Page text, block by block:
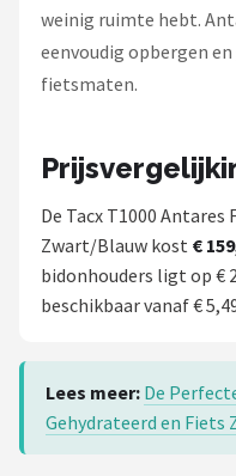
weinig ruimte hebt.
eenvoudig opbergen
fietsmaten.
De Tacx T1000
Zwart/Blauw kost €
bidonhouders ligt op €
beschikbaar vanaf €
Lees meer: De
Gehydrateerd en Fiets